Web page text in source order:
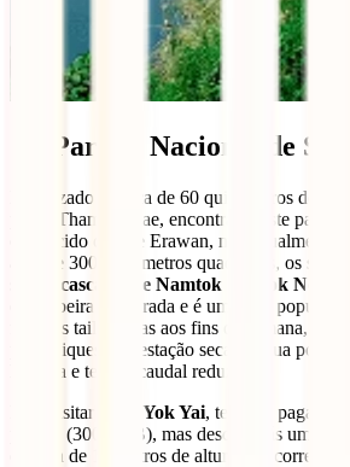
11. Parque Nacional de Sai
Localizado a cerca de 60 quilómetros de
ponte Tham Krasae, encontra-se este
conhecido do que Erawan, mas igualmente
área de 300 quilómetros quadrados, os seus
cascatas de Namtok Sai Yok Noi e
está à beira da estrada e é um local popular,
famílias tailandesas aos fins de semana, pois
piqueniques. Na estação seca, a água pode
límpida e ter um caudal reduzido.
Para visitar o
Sai Yok Yai, terás de pagar a
parque (300 THB), mas descobrirás um
cascata de 10 metros de altura que corre